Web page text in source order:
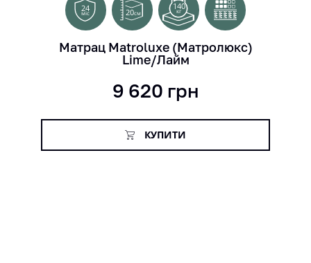
24
міс 20см
140
кг
Матрац Matroluxe (Матролюкс)
Lime/Лайм
9 620 грн
КУПИТИ